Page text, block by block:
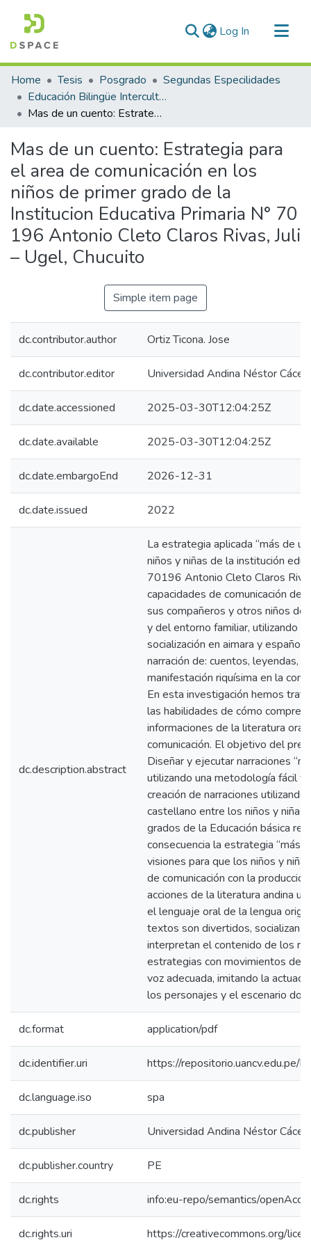
Log In (current)
Communities & Collections
All of DSpace
Statistics
Home Tesis Posgrado
Segundas Especilidades
Educación Bilingüe Intercultural
Mas de un cuento: Estrategia para el area de comunicación en los niños de primer grado de la Institucion Educativa Primaria N° 70 196 Antonio Cleto Claros Rivas, Juli – Ugel, Chucuito
Mas de un cuento: Estrategia para
el area de comunicación en los
niños de primer grado de la
Institucion Educativa Primaria N° 70
196 Antonio Cleto Claros Rivas, Juli
– Ugel, Chucuito
Simple item page
dc.contributor.author Ortiz Ticona. Jose
dc.contributor.editor Universidad Andina Néstor
dc.date.accessioned 2025-03-30T12:04:25Z
dc.date.available 2025-03-30T12:04:25Z
dc.date.embargoEnd 2026-12-31
dc.date.issued 2022
dc.description.abstract
La estrategia aplicada “más de
niños y niñas de la institución
70196 Antonio Cleto Claros
capacidades de comunicación del
sus compañeros y otros niños
y del entorno familiar, utilizando
socialización en aimara y español
narración de: cuentos, leyendas,
manifestación riquísima en la
En esta investigación hemos
las habilidades de cómo
informaciones de la literatura oral
comunicación. El objetivo del
Diseñar y ejecutar narraciones
utilizando una metodología fácil y
creación de narraciones
castellano entre los niños y niñas
grados de la Educación básica
consecuencia la estrategia “más
visiones para que los niños y
de comunicación con la
acciones de la literatura andina
el lenguaje oral de la lengua
textos son divertidos, socializan
interpretan el contenido de los
estrategias con movimientos del
voz adecuada, imitando la
los personajes y el escenario
dc.format application/pdf
dc.identifier.uri https://repositorio.uancv.edu.pe/
dc.language.iso spa
dc.publisher Universidad Andina Néstor
dc.publisher.country PE
dc.rights info:eu-repo/semantics/
dc.rights.uri https://creativecommons.org/